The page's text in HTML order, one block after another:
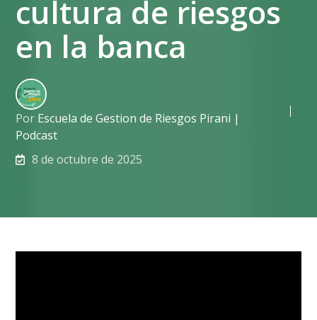
cultura de riesgos
en la banca
Por Escuela de Gestion de Riesgos Pirani |
Podcast
8 de octubre de 2025